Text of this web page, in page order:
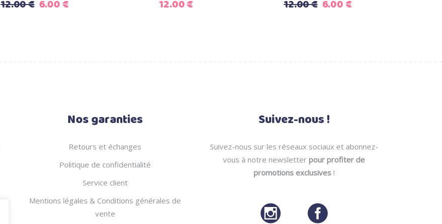
12.00€ Le
6.00€Le 12.00€ 12.00€ Le
6.00€Le
Nos garanties
Retours et échanges
Politique de confidentialité
Service client
Mentions légales & Conditions générales de
vente
Suivez-nous !
Suivez-nous sur les réseaux sociaux et abonnez-
vous à notre newsletterpour profiter de
promotions exclusives!